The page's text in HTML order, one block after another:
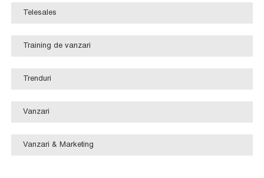
Telesales
Training de vanzari
Trenduri
Vanzari
Vanzari & Marketing